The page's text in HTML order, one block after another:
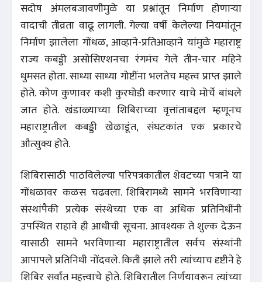
सदोष अंमलबजावणीमुळे या प्रश्नांतून निर्माण होणाऱ्या
वादाची तीव्रता वाढू लागली. गेल्या वर्षी केलेल्या नियमांतून
निर्माण झालेला गोंधळ, आव्हाने-प्रतिआव्हाने यांमुळे महाराष्ट्र
राज्य कबड्डी असोसिएशनचा रंगमंच गेले तीन-चार महिने
धुमसत होता. साध्या साध्या गोष्टींना भलतेच महत्त्व प्राप्त झाले
होते. कोण कुणावर कशी कुरघोडी करणार याचे मोर्चे बांधले
जात होते. खंडाळ्याच्या शिबिराच्या वृत्तांताबद्दल म्हणूनच
महाराष्ट्रातील कबड्डी खेळाडूंत, संघटकांत एक प्रकारचे
औत्सुक्य होते.
शिबिरासाठी पाठविलेल्या परिपत्रकातील शेवटच्या पत्राने या
गोंधळावर कळस चढवला. शिबिरामध्ये सामने भरविणाऱ्या
संस्थांपैकी प्रत्येक संस्थेच्या एक वा अधिक प्रतिनिधींनी
उपस्थित राहावे ही आधीची सूचना. आवश्यक ते शुल्क देऊन
यासाठी सामने भरविणाऱ्या महाराष्ट्रातील सर्वच संस्थांनी
आपापले प्रतिनिधी नोंदवले. किती झाले तरी त्यांच्याच दृष्टीने हे
शिबिर सर्वांत महत्त्वाचे होते. शिबिरातील निर्णयावरून त्यांच्या